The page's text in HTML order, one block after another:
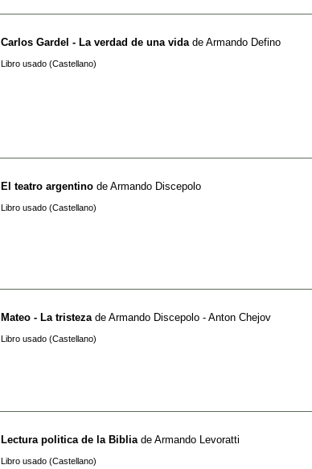
Carlos Gardel - La verdad de una vida de Armando Defino
Libro usado (Castellano)
El teatro argentino de Armando Discepolo
Libro usado (Castellano)
Mateo - La tristeza de Armando Discepolo - Anton Chejov
Libro usado (Castellano)
Lectura politica de la Biblia de Armando Levoratti
Libro usado (Castellano)